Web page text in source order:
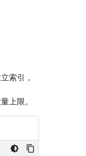
索引，
上限。